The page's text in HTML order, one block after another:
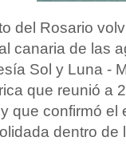
del Rosario
canaria de las
Sol y Luna -
que reunió a
que confirmó el
dentro de